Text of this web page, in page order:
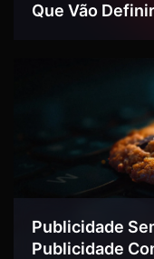
Que Vão
Publicidade
Publicidade